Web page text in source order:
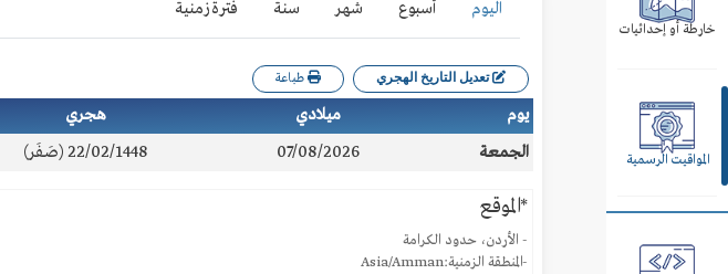
خارطة أو إحداثيات
المواقيت الرسمية
اليوم أسبوع شهر سنة فترة زمنية
طباعة تعديل التاريخ الهجري
يوم ميلادي هجري
الجمعة 07/08/2026 22/02/1448 (صَفَر)
*الموقع
- الأردن، حدود الكرامة
-المنطقة الزمنية:Asia/Amman